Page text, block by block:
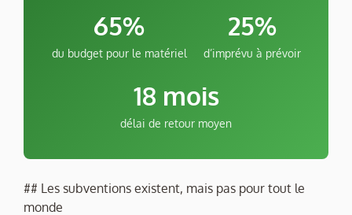
65%
du budget pour le matériel
25%
d’imprévu à prévoir
18 mois
délai de retour moyen
## Les subventions existent, mais pas pour tout le
monde